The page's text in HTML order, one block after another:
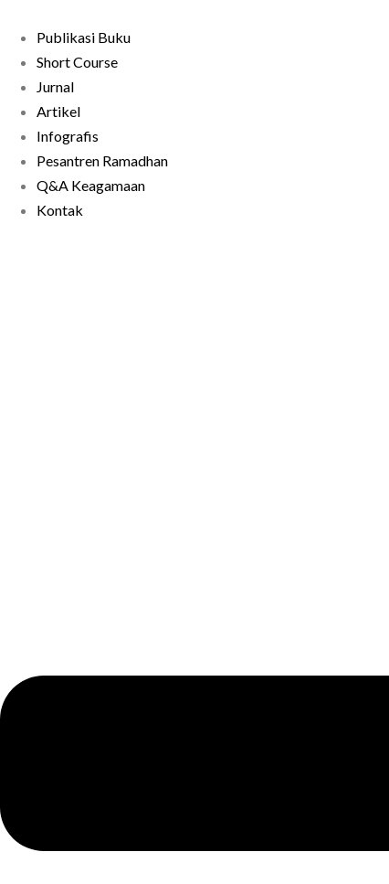
Publikasi Buku
Short Course
Jurnal
Artikel
Infografis
Pesantren Ramadhan
Q&A Keagamaan
Kontak